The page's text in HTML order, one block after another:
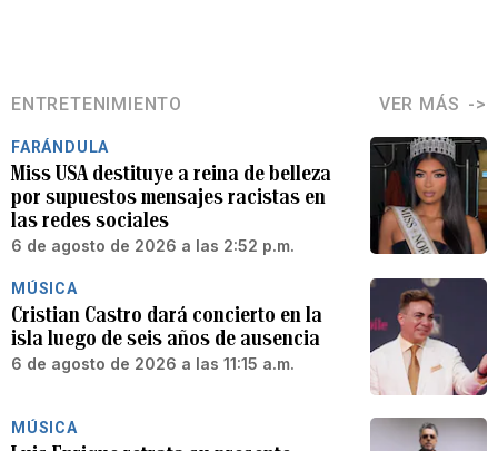
ENTRETENIMIENTO VER MÁS
FARÁNDULA
Miss USA destituye a reina de belleza
por supuestos mensajes racistas en
las redes sociales
6 de agosto de 2026 a las 2:52 p.m.
MÚSICA
Cristian Castro dará concierto en la
isla luego de seis años de ausencia
6 de agosto de 2026 a las 11:15 a.m.
MÚSICA